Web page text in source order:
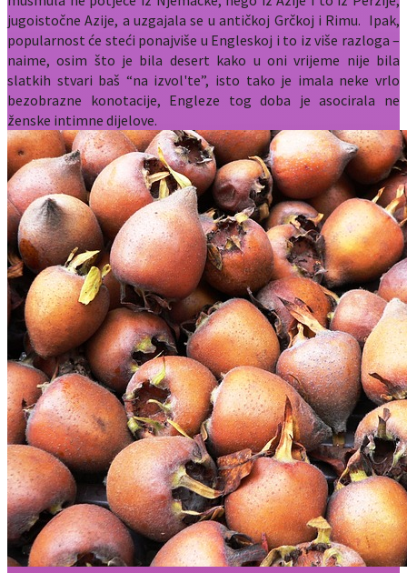
jugoistočne Azije, a uzgajala se u antičkoj Grčkoj i Rimu. Ipak,
popularnost će steći ponajviše u Engleskoj i to iz više razloga –
naime, osim što je bila desert kako u oni vrijeme nije bila
slatkih stvari baš “na izvol'te”, isto tako je imala neke vrlo
bezobrazne konotacije, Engleze tog doba je asocirala ne
ženske intimne dijelove.